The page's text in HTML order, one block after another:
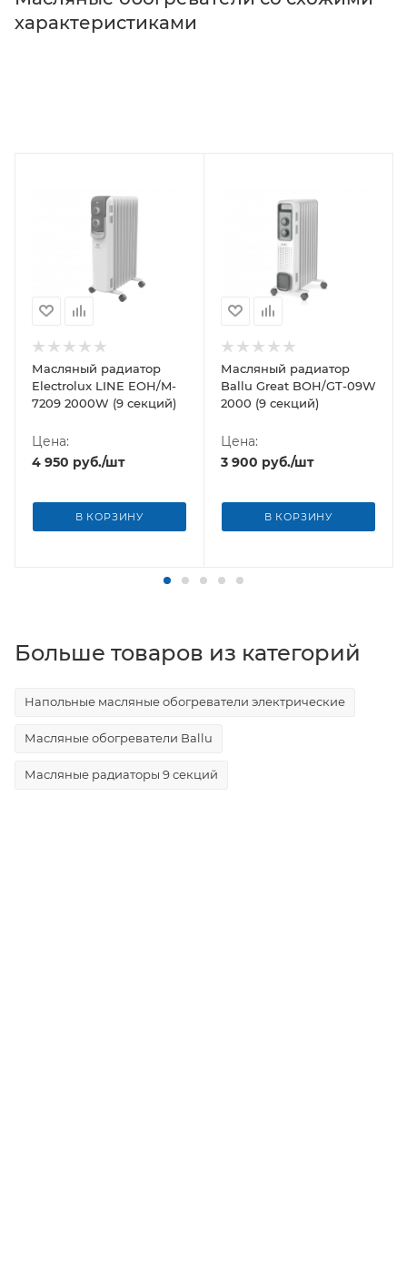
характеристиками
Масляный радиатор
Electrolux LINE EOH/M-
7209 2000W (9 секций)
Цена:
4 950 руб./шт
В КОРЗИНУ
Масляный радиатор
Ballu Great BOH/GT-09W
2000 (9 секций)
Цена:
3 900 руб./шт
В КОРЗИНУ
Больше товаров из категорий
Напольные масляные обогреватели электрические
Масляные обогреватели Ballu
Масляные радиаторы 9 секций